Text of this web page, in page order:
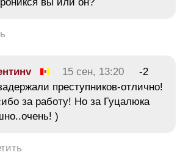
15 сен, 13:20
-2
преступников-отлично!
за работу! Но за Гуцалюка
)